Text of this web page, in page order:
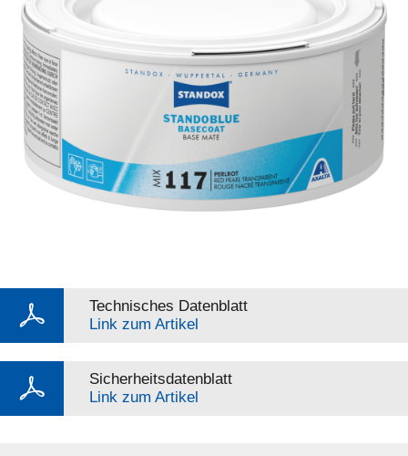
Technisches Datenblatt
Link zum Artikel
Sicherheitsdatenblatt
Link zum Artikel